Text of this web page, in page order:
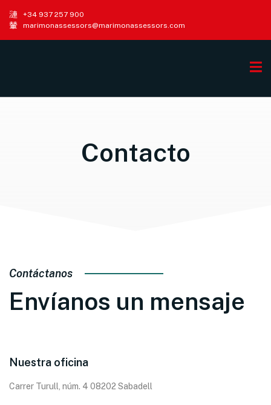
+34 937 257 900
marimonassessors@marimonassessors.com
Contacto
Nuestra oficina
Carrer Turull, núm. 4 08202 Sabadell
Contáctanos
Envíanos un mensaje